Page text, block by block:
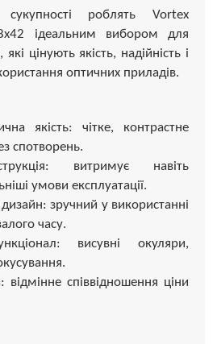
роблять Vortex
ідеальним вибором для
цінують якість, надійність і
оптичних приладів.
якість: чітке, контрастне
спотворень.
витримує навіть
умови експлуатації.
зручний у використанні
часу.
висувні окуляри,
відмінне співвідношення ціни